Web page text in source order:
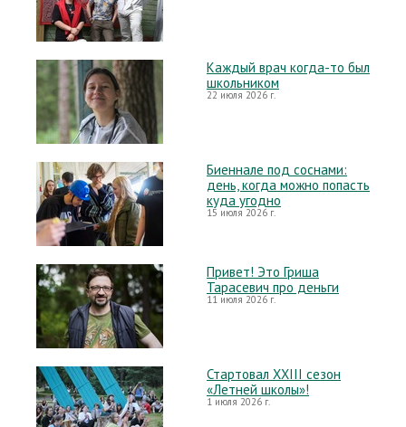
Каждый врач когда-то был
школьником
22 июля 2026 г.
Биеннале под соснами:
день, когда можно попасть
куда угодно
15 июля 2026 г.
Привет! Это Гриша
Тарасевич про деньги
11 июля 2026 г.
Стартовал XXIII сезон
«Летней школы»!
1 июля 2026 г.